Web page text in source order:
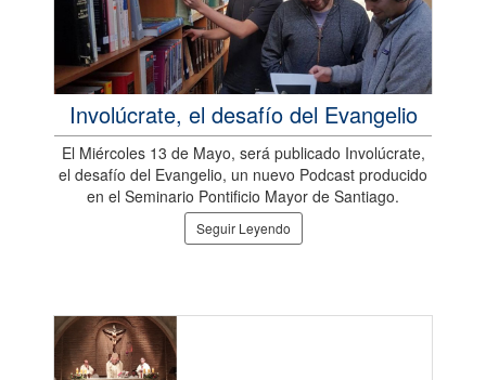
Involúcrate, el desafío del Evangelio
El Miércoles 13 de Mayo, será publicado Involúcrate,
el desafío del Evangelio, un nuevo Podcast producido
en el Seminario Pontificio Mayor de Santiago.
Seguir Leyendo